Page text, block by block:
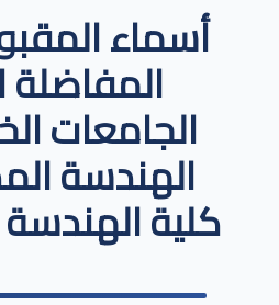
أسماء
المفاضلة
الجامعات
الهندسة
كلية الهندسة